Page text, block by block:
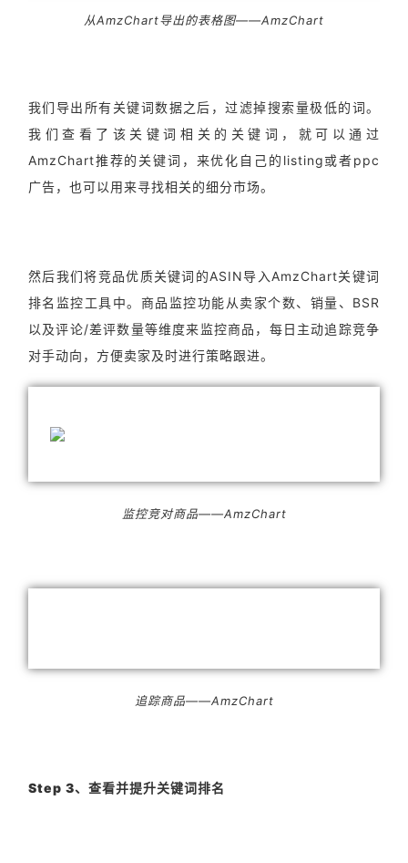
从AmzChart导出的表格图——AmzChart
我们导出所有关键词数据之后，过滤掉搜索量极低的词。
我们查看了该关键词相关的关键词，就可以通过
AmzChart推荐的关键词，来优化自己的listing或者ppc
广告，也可以用来寻找相关的细分市场。
然后我们将竞品优质关键词的ASIN导入AmzChart关键词
排名监控工具中。商品监控功能从卖家个数、销量、BSR
以及评论/差评数量等维度来监控商品，每日主动追踪竞争
对手动向，方便卖家及时进行策略跟进。
监控竞对商品——AmzChart
追踪商品——AmzChart
Step 3、查看并提升关键词排名